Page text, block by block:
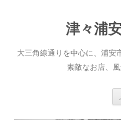
津々浦
大三角線通りを中心に、浦安
素敵なお店、